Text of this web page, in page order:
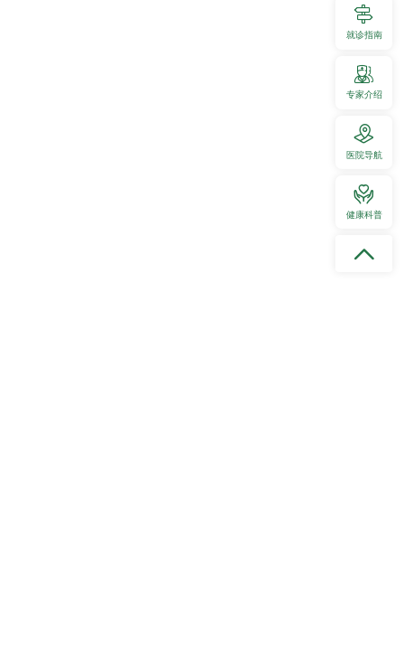
“贵州省肝胆胰专科联盟”“贵州医科大学附属医院泌尿外科专科
贵州医科大学附属妇科专科联盟”“贵州医科大学附属医院胸外科
就诊指南
专家介绍
医院导航
健康科普